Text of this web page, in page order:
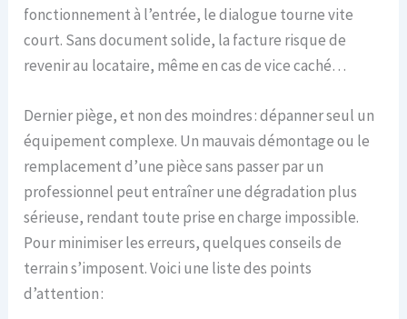
fonctionnement à l’entrée, le dialogue tourne vite
court. Sans document solide, la facture risque de
revenir au locataire, même en cas de vice caché…
Dernier piège, et non des moindres : dépanner seul un
équipement complexe. Un mauvais démontage ou le
remplacement d’une pièce sans passer par un
professionnel peut entraîner une dégradation plus
sérieuse, rendant toute prise en charge impossible.
Pour minimiser les erreurs, quelques conseils de
terrain s’imposent. Voici une liste des points
d’attention :